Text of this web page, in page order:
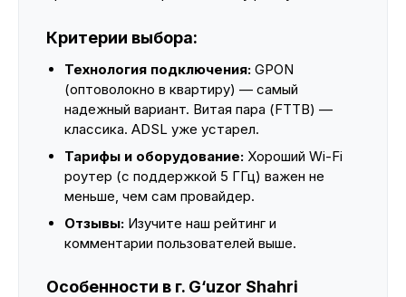
Критерии выбора:
Технология подключения: GPON
(оптоволокно в квартиру) — самый
надежный вариант. Витая пара (FTTB) —
классика. ADSL уже устарел.
Тарифы и оборудование: Хороший Wi-Fi
роутер (с поддержкой 5 ГГц) важен не
меньше, чем сам провайдер.
Отзывы: Изучите наш рейтинг и
комментарии пользователей выше.
Особенности в г. G‘uzor Shahri